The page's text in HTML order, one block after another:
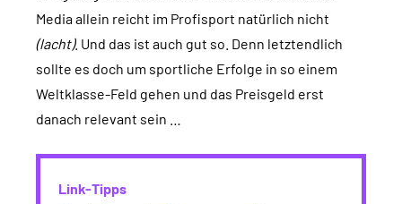
Media allein reicht im Profisport natürlich nicht
(lacht). Und das ist auch gut so. Denn letztendlich
sollte es doch um sportliche Erfolge in so einem
Weltklasse-Feld gehen und das Preisgeld erst
danach relevant sein …
Link-Tipps